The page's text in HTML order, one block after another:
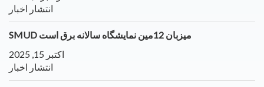
انتشار اخبار
SMUD میزبان 12مین نمایشگاه سالانه برق است
اکتبر 15, 2025
انتشار اخبار